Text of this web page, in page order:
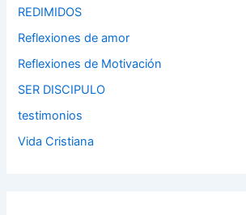
REDIMIDOS
Reflexiones de amor
Reflexiones de Motivación
SER DISCIPULO
testimonios
Vida Cristiana